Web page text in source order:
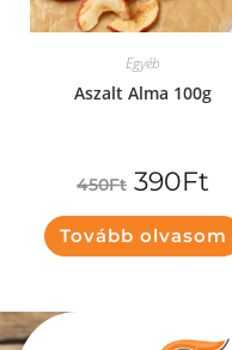
Egyéb
Aszalt Alma 100g
450Ft 390Ft
Tovább olvasom